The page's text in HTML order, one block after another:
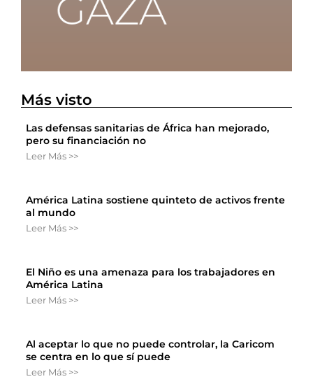
Más visto
Las defensas sanitarias de África han mejorado,
pero su financiación no
Leer Más >>
América Latina sostiene quinteto de activos frente
al mundo
Leer Más >>
El Niño es una amenaza para los trabajadores en
América Latina
Leer Más >>
Al aceptar lo que no puede controlar, la Caricom
se centra en lo que sí puede
Leer Más >>